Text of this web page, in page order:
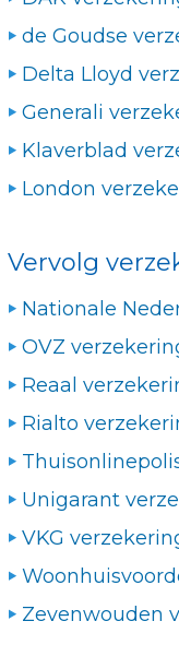
de Goudse
Delta Lloyd
Generali
Klaverblad
London
Vervolg
Nationale
OVZ
Reaal
Rialto
Unigarant
VKG
Zevenwouden